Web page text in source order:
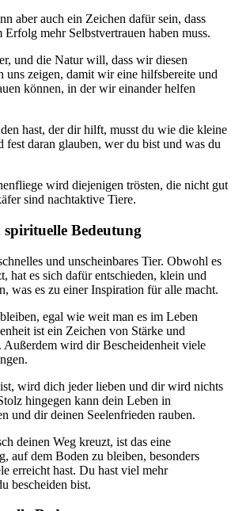
aber auch ein Zeichen dafür sein, dass
mehr Selbstvertrauen haben muss.
und die Natur will, dass wir diesen
uns zeigen, damit wir eine hilfsbereite und
können, in der wir einander helfen
hast, der dir hilft, musst du wie die kleine
fest daran glauben, wer du bist und was du
wird diejenigen trösten, die nicht gut
sind nachtaktive Tiere.
spirituelle Bedeutung
und unscheinbares Tier. Obwohl es
hat es sich dafür entschieden, klein und
was es zu einer Inspiration für alle macht.
egal wie weit man es im Leben
ist ein Zeichen von Stärke und
Außerdem wird dir Bescheidenheit viele
wird dich jeder lieben und dir wird nichts
hingegen kann dein Leben in
und dir deinen Seelenfrieden rauben.
deinen Weg kreuzt, ist das eine
auf dem Boden zu bleiben, besonders
erreicht hast. Du hast viel mehr
bescheiden bist.